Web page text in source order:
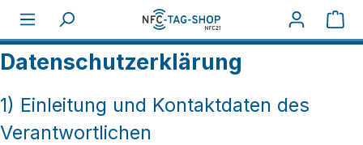
Zum Hauptinhalt springen
Datenschutz
Datenschutzerklärung
1) Einleitung und Kontaktdaten des
Verantwortlichen